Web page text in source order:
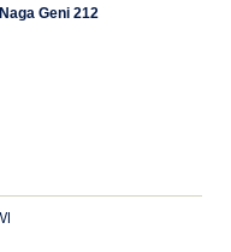
Geni 212